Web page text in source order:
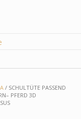
/ SCHULTÜTE PASSEND
PFERD 3D